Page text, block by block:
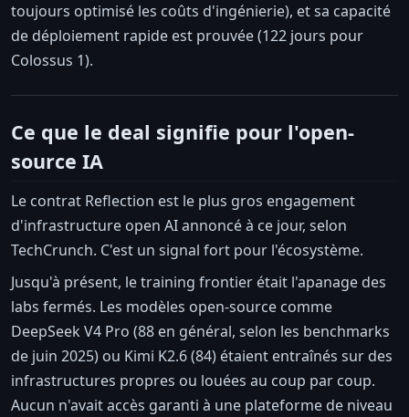
toujours optimisé les coûts d'ingénierie), et sa capacité
de déploiement rapide est prouvée (122 jours pour
Colossus 1).
Ce que le deal signifie pour l'open-
source IA
Le contrat Reflection est le plus gros engagement
d'infrastructure open AI annoncé à ce jour, selon
TechCrunch. C'est un signal fort pour l'écosystème.
Jusqu'à présent, le training frontier était l'apanage des
labs fermés. Les modèles open-source comme
DeepSeek V4 Pro (88 en général, selon les benchmarks
de juin 2025) ou Kimi K2.6 (84) étaient entraînés sur des
infrastructures propres ou louées au coup par coup.
Aucun n'avait accès garanti à une plateforme de niveau